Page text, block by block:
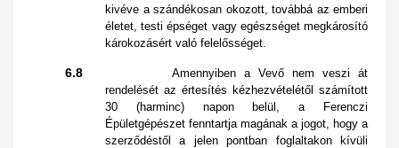
kivéve a szándékosan okozott, továbbá az emberi
életet, testi épséget vagy egészséget megkárosító
károkozásért való felelősséget.
6.8 Amennyiben a Vevő nem veszi át
rendelését az értesítés kézhezvételétől számított
30 (harminc) napon belül , a Ferenczi
Épületgépészet fenntartja magának a jogot, hogy a
szerződéstől a jelen pontban foglaltakon kívüli